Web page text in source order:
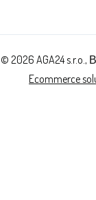
© 2026 AGA24
Ecommerce